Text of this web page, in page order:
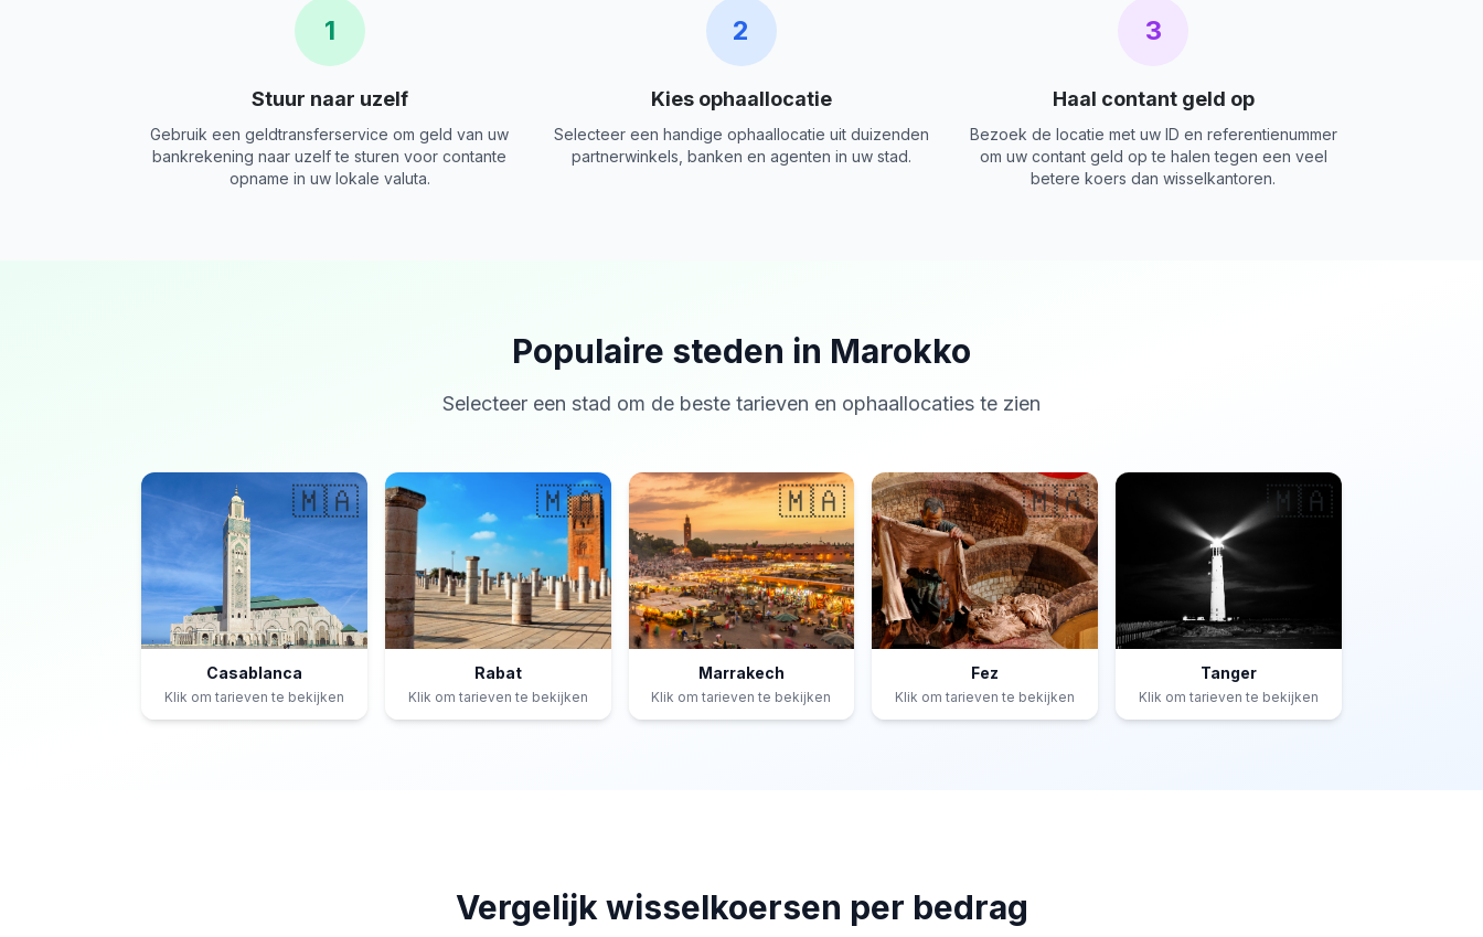
1
Stuur naar uzelf
Gebruik een geldtransferservice om geld van uw
bankrekening naar uzelf te sturen voor contante
opname in uw lokale valuta.
2
Kies ophaallocatie
Selecteer een handige ophaallocatie uit duizenden
partnerwinkels, banken en agenten in uw stad.
3
Haal contant geld op
Bezoek de locatie met uw ID en referentienummer
om uw contant geld op te halen tegen een veel
betere koers dan wisselkantoren.
Populaire steden in Marokko
Selecteer een stad om de beste tarieven en ophaallocaties te zien
🇲🇦
Casablanca
Klik om tarieven te bekijken
🇲🇦
Rabat
Klik om tarieven te bekijken
🇲🇦
Marrakech
Klik om tarieven te bekijken
🇲🇦
Fez
Klik om tarieven te bekijken
🇲🇦
Tanger
Klik om tarieven te bekijken
Vergelijk wisselkoersen per bedrag